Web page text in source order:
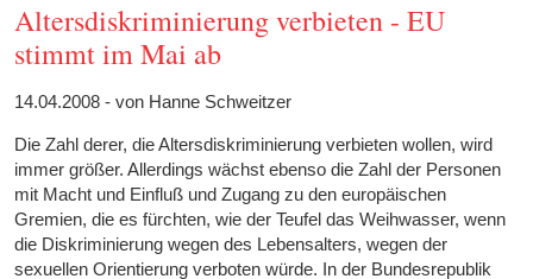
Altersdiskriminierung verbieten - EU
stimmt im Mai ab
14.04.2008 - von Hanne Schweitzer
Die Zahl derer, die Altersdiskriminierung verbieten wollen, wird
immer größer. Allerdings wächst ebenso die Zahl der Personen
mit Macht und Einfluß und Zugang zu den europäischen
Gremien, die es fürchten, wie der Teufel das Weihwasser, wenn
die Diskriminierung wegen des Lebensalters, wegen der
sexuellen Orientierung verboten würde. In der Bundesrepublik